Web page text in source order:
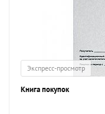
Экспресс-просмотр
Книга покупок